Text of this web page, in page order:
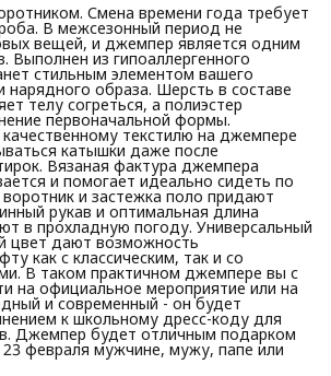
Смена времени года требует
В межсезонный период не
вещей, и джемпер является одним
Выполнен из гипоаллергенного
стильным элементом вашего
нарядного образа. Шерсть в составе
телу согреться, а полиэстер
первоначальной формы.
текстилю на джемпере
катышки даже после
Вязаная фактура джемпера
и помогает идеально сидеть по
и застежка поло придают
рукав и оптимальная длина
в прохладную погоду. Универсальный
цвет дают возможность
как с классическим, так и со
В таком практичном джемпере вы с
на официальное мероприятие или на
и современный - он будет
к школьному дресс-коду для
Джемпер будет отличным подарком
февраля мужчине, мужу, папе или